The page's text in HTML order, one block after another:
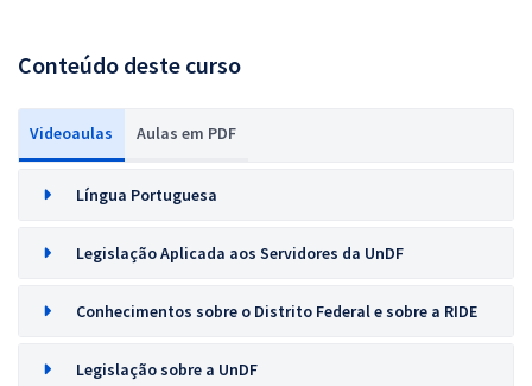
Conteúdo deste curso
Videoaulas Aulas em PDF
Língua Portuguesa
Legislação Aplicada aos Servidores da UnDF
Conhecimentos sobre o Distrito Federal e sobre a RIDE
Legislação sobre a UnDF